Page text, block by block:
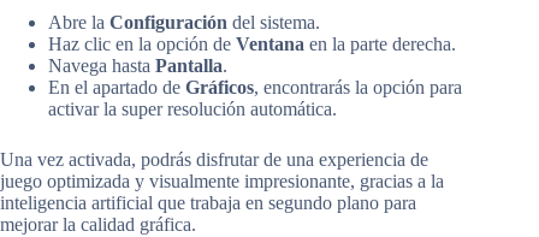
Abre la Configuración del sistema.
Haz clic en la opción de Ventana en la parte derecha.
Navega hasta Pantalla.
En el apartado de Gráficos, encontrarás la opción para
activar la super resolución automática.
Una vez activada, podrás disfrutar de una experiencia de
juego optimizada y visualmente impresionante, gracias a la
inteligencia artificial que trabaja en segundo plano para
mejorar la calidad gráfica.